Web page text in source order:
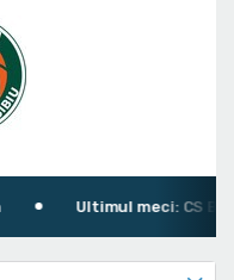
Ultimul meci: CS